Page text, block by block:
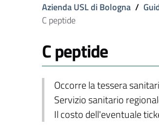
Azienda USL di Bologna /
C peptide
C peptide
Occorre la tessera
Servizio sanitario
Il costo dell'eventuale